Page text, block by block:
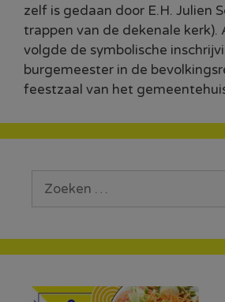
zelf is gedaan door E.H. Julien
trappen van de dekenale kerk).
volgde de symbolische
burgemeester in de
feestzaal van het
Zoek